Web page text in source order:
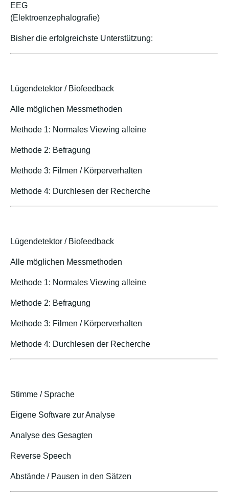
EEG
(Elektroenzephalografie)
Bisher die erfolgreichste Unterstützung:
Lügendetektor / Biofeedback
Alle möglichen Messmethoden
Methode 1: Normales Viewing alleine
Methode 2: Befragung
Methode 3: Filmen / Körperverhalten
Methode 4: Durchlesen der Recherche
Lügendetektor / Biofeedback
Alle möglichen Messmethoden
Methode 1: Normales Viewing alleine
Methode 2: Befragung
Methode 3: Filmen / Körperverhalten
Methode 4: Durchlesen der Recherche
Stimme / Sprache
Eigene Software zur Analyse
Analyse des Gesagten
Reverse Speech
Abstände / Pausen in den Sätzen